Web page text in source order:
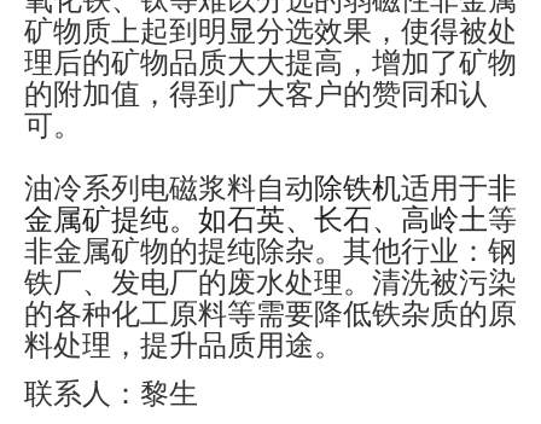
矿物质上起到明显分选效果，使得被处
理后的矿物品质大大提高，增加了矿物
的附加值，得到广大客户的赞同和认
可。
油冷系列电磁浆料自动除铁机适用于非
金属矿提纯。如石英、长石、高岭土等
非金属矿物的提纯除杂。其他行业：钢
铁厂、发电厂的废水处理。清洗被污染
的各种化工原料等需要降低铁杂质的原
料处理，提升品质用途。
联系人：黎生